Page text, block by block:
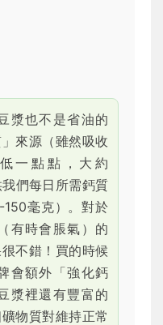
漿也不是省油的
來源（雖然吸收
一點點，大約
們每日所需鈣質
150毫克）。對於
有時會脹氣）的
不錯！買的時候
會額外「強化鈣
漿裡還有豐富的
物質對維持正常